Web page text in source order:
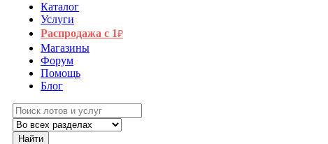
Каталог
Услуги
Распродажа с 1₽
Магазины
Форум
Помощь
Блог
Найти